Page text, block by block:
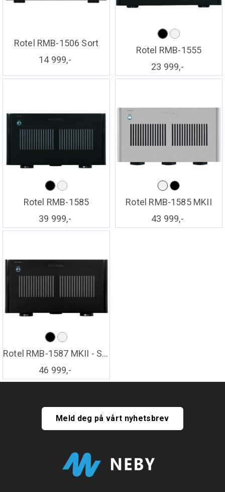
Rotel RMB-1506 Sort
14 999,-
Rotel RMB-1555
23 999,-
Rotel RMB-1585
39 999,-
Rotel RMB-1585 MKII
43 999,-
Rotel RMB-1587 MKII - Sort
46 999,-
Meld deg på vårt nyhetsbrev